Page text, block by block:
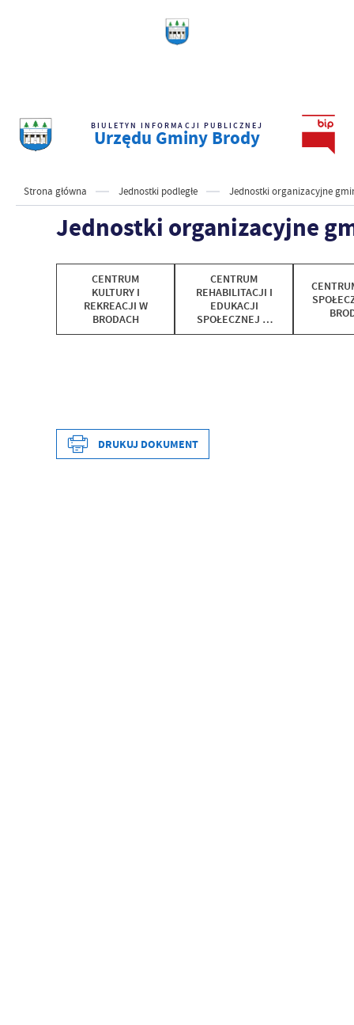
BIULETYN INFORMACJI PUBLICZNEJ
Urzędu Gminy Brody
Strona główna Jednostki podległe Jednostki organizacyjne
Jednostki organizacyjne
CENTRUM
KULTURY I
REKREACJI W
BRODACH
CENTRUM
REHABILITACJI I
EDUKACJI
SPOŁECZNEJ W
KRYNKACH
Data wytworzenia
DRUKUJ DOKUMENT